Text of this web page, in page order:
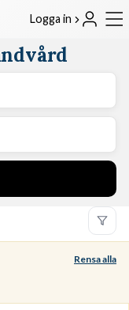
Logga in
Rensa alla